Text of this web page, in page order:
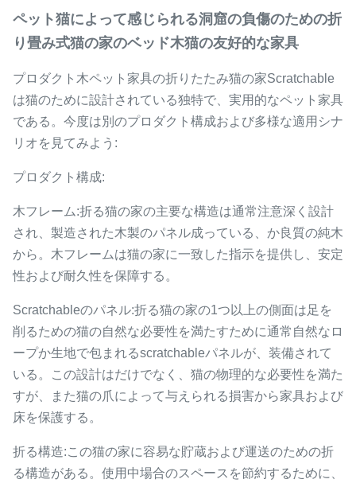
ペット猫によって感じられる洞窟の負傷のための折
り畳み式猫の家のベッド木猫の友好的な家具
プロダクト木ペット家具の折りたたみ猫の家Scratchable
は猫のために設計されている独特で、実用的なペット家具
である。今度は別のプロダクト構成および多様な適用シナ
リオを見てみよう:
プロダクト構成:
木フレーム:折る猫の家の主要な構造は通常注意深く設計
され、製造された木製のパネル成っている、か良質の純木
から。木フレームは猫の家に一致した指示を提供し、安定
性および耐久性を保障する。
Scratchableのパネル:折る猫の家の1つ以上の側面は足を
削るための猫の自然な必要性を満たすために通常自然なロ
ープか生地で包まれるscratchableパネルが、装備されて
いる。この設計はだけでなく、猫の物理的な必要性を満た
すが、また猫の爪によって与えられる損害から家具および
床を保護する。
折る構造:この猫の家に容易な貯蔵および運送のための折
る構造がある。使用中場合のスペースを節約するために、